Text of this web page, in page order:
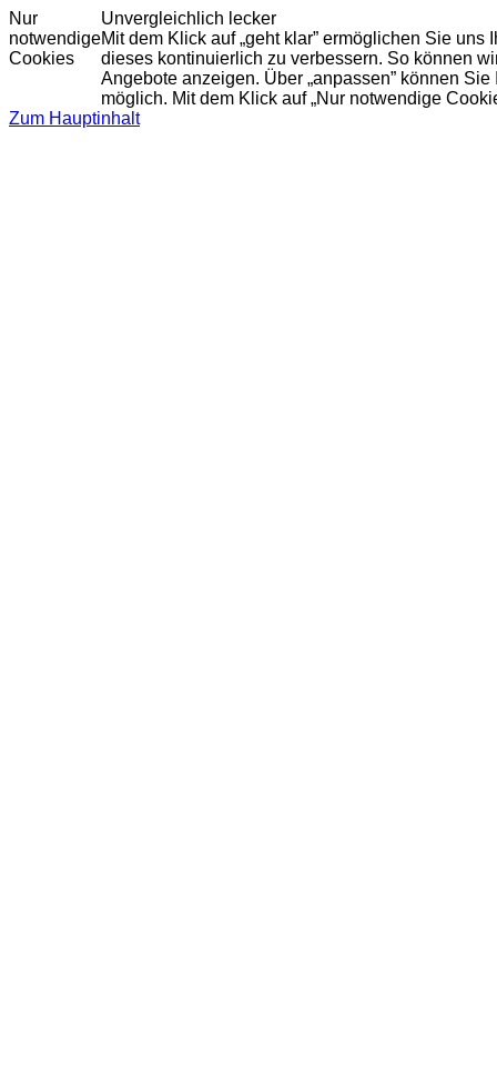
Nur
notwendige
Cookies
Unvergleichlich lecker
Mit dem Klick auf „geht klar” ermöglichen Sie
dieses kontinuierlich zu verbessern. So können
Angebote anzeigen. Über „anpassen” können
möglich. Mit dem Klick auf „Nur notwendige
Zum Hauptinhalt